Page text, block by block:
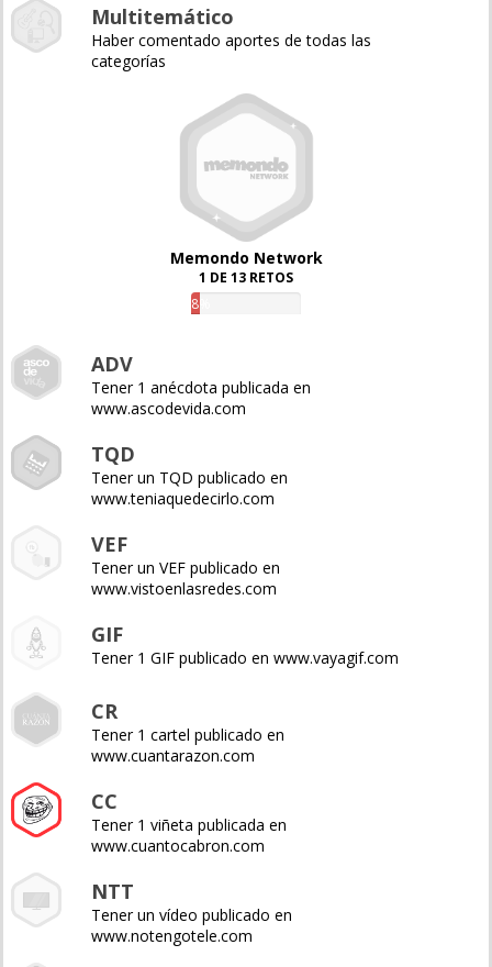
Multitemático
Haber comentado aportes de todas las
categorías
Memondo Network
1 DE 13 RETOS
8%
ADV
Tener 1 anécdota publicada en
www.ascodevida.com
TQD
Tener un TQD publicado en
www.teniaquedecirlo.com
VEF
Tener un VEF publicado en
www.vistoenlasredes.com
GIF
Tener 1 GIF publicado en www.vayagif.com
CR
Tener 1 cartel publicado en
www.cuantarazon.com
CC
Tener 1 viñeta publicada en
www.cuantocabron.com
NTT
Tener un vídeo publicado en
www.notengotele.com